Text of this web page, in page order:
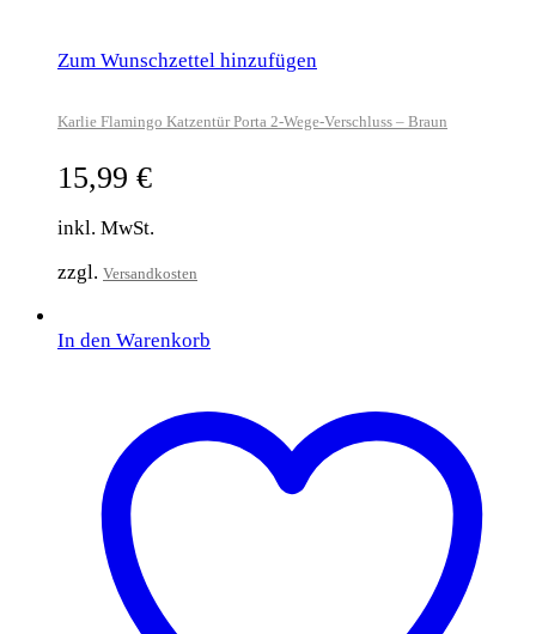
Zum Wunschzettel hinzufügen
Karlie Flamingo Katzentür Porta 2-Wege-Verschluss – Braun
15,99 €
inkl. MwSt.
zzgl. Versandkosten
In den Warenkorb